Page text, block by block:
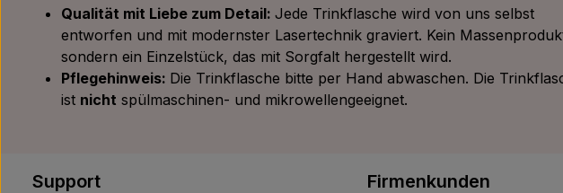
Qualität mit Liebe zum Detail: Jede Trinkflasche wird von uns selbst
entworfen und mit modernster Lasertechnik graviert. Kein
sondern ein Einzelstück, das mit Sorgfalt hergestellt wird.
Pflegehinweis: Die Trinkflasche bitte per Hand abwaschen. Die
ist nicht spülmaschinen- und mikrowellengeeignet.
Support Firmenkunden